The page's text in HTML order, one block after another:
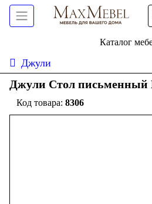
Каталог
Джули
Джули Стол письменный
8306